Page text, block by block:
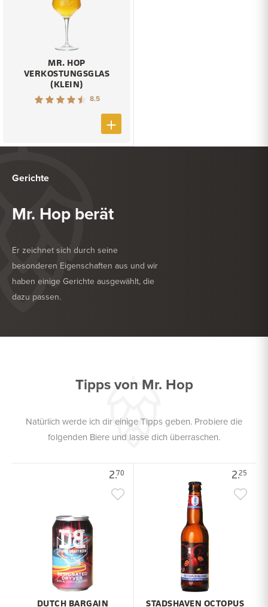
MR. HOP
VERKOSTUNGSGLAS
(KLEIN)
8.5
Gerichte
Mr. Hop berät
Er zeichnet sich durch seine
besonderen Eigenschaften aus und wir
haben einige Gerichte ausgewählt, die
dazu passen.
KÖSTLICH ZU
Tipps von Mr. Hop
Natürlich werde ich dir einige Tipps geben. Probiere die
folgenden Biere und lasse dich überraschen.
2.70
DUTCH BARGAIN
2.25
STADSHAVEN OCTOPUS